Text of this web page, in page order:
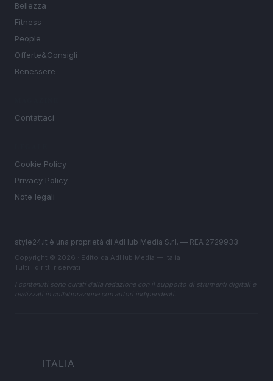
Bellezza
Fitness
People
Offerte&Consigli
Benessere
Contattaci
Cookie Policy
Privacy Policy
Note legali
style24.it è una proprietà di AdHub Media S.r.l. — REA 2729933
Copyright © 2026 · Edito da AdHub Media — Italia
Tutti i diritti riservati
I contenuti sono curati dalla redazione con il supporto di strumenti digitali e
realizzati in collaborazione con autori indipendenti.
ITALIA